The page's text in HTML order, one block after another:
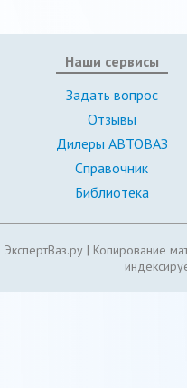
Наши сервисы
Задать вопрос
Отзывы
Дилеры АВТОВАЗ
Справочник
Библиотека
| Копирование